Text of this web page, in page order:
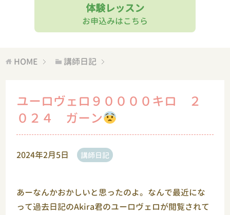
体験レッスン
お申込みはこちら
HOME 講師日記
ユーロヴェロ９００００キロ ２
０２４ ガーン
2024年2月5日 講師日記
あーなんかおかしいと思ったのよ。なんで最近にな
って過去日記のAkira君のユーロヴェロが閲覧されて